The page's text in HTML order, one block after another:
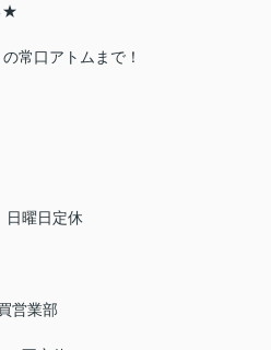
★
常口アトムまで！
曜日定休
営業部